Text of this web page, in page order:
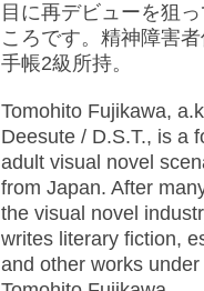
目に再デビューを狙
ころです。精神障害
手帳2級所持。
Tomohito Fujikawa,
Deesute / D.S.T., is a
adult visual novel
from Japan. After
the visual novel
writes literary fiction,
and other works